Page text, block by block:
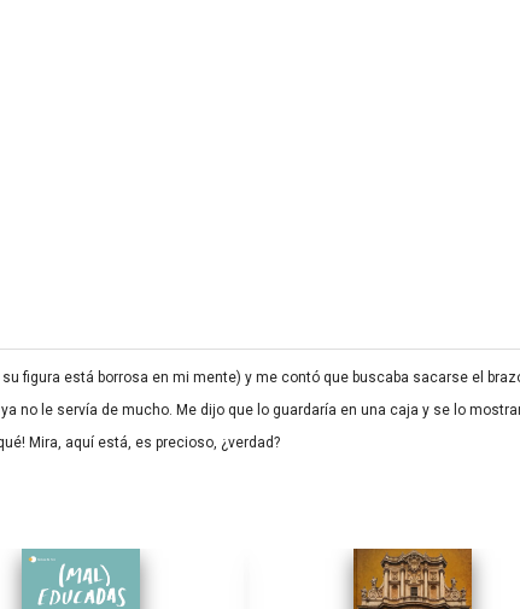
figura está borrosa en mi mente) y me contó que buscaba sacarse el
no le servía de mucho. Me dijo que lo guardaría en una caja y se lo
Mira, aquí está, es precioso, ¿verdad?